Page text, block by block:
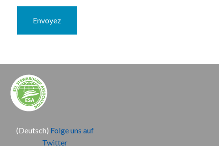
Envoyez
(Deutsch) Folge uns auf
Twitter